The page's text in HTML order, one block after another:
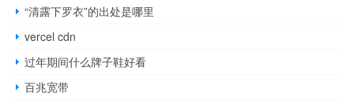
“清露下罗衣”的出处是哪里
vercel cdn
过年期间什么牌子鞋好看
百兆宽带